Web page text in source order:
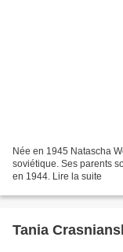
Née en 1945 Natascha
soviétique. Ses parents
en 1944. Lire la suite
Tania